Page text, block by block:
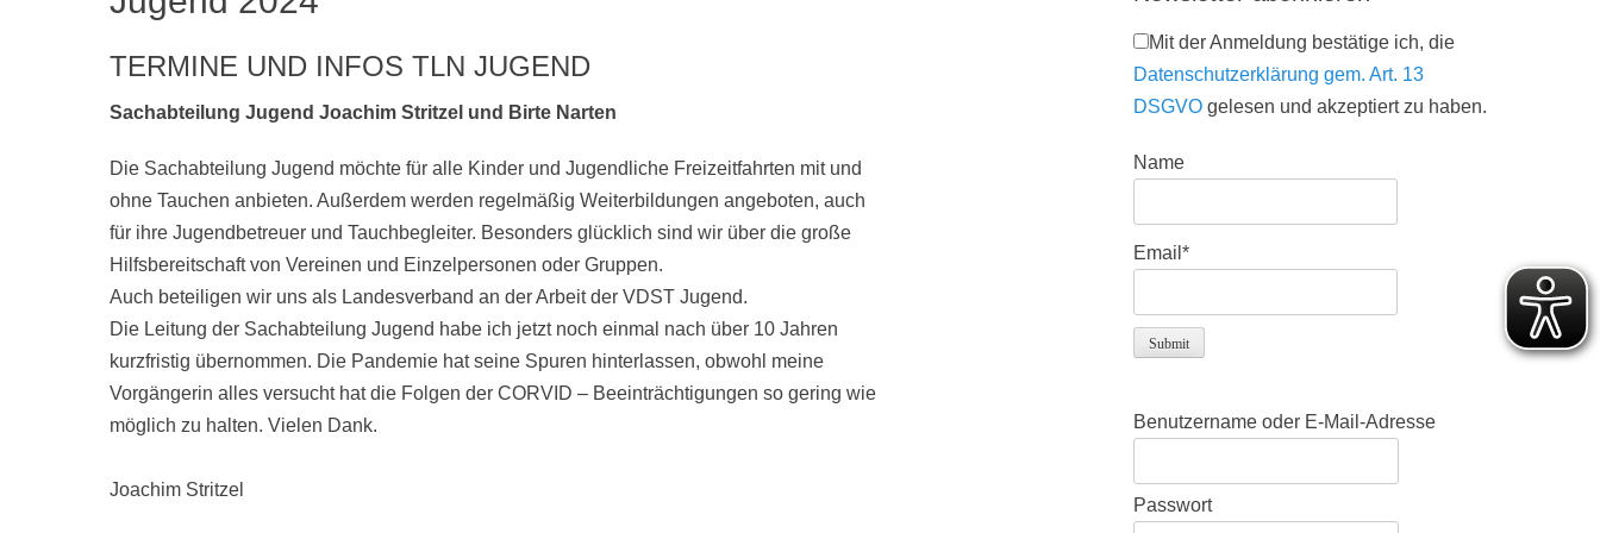
TERMINE UND INFOS TLN JUGEND
Sachabteilung Jugend Joachim Stritzel und Birte Narten
Die Sachabteilung Jugend möchte für alle Kinder und Jugendliche Freizeitfahrten mit und
ohne Tauchen anbieten. Außerdem werden regelmäßig Weiterbildungen angeboten, auch
für ihre Jugendbetreuer und Tauchbegleiter. Besonders glücklich sind wir über die große
Hilfsbereitschaft von Vereinen und Einzelpersonen oder Gruppen.
Auch beteiligen wir uns als Landesverband an der Arbeit der VDST Jugend.
Die Leitung der Sachabteilung Jugend habe ich jetzt noch einmal nach über 10 Jahren
kurzfristig übernommen. Die Pandemie hat seine Spuren hinterlassen, obwohl meine
Vorgängerin alles versucht hat die Folgen der CORVID – Beeinträchtigungen so gering wie
möglich zu halten. Vielen Dank.
Joachim Stritzel
Mit der Anmeldung bestätige ich, die
Datenschutzerklärung gem. Art. 13
DSGVO gelesen und akzeptiert zu haben.
Name
Email*
Benutzername oder E-Mail-Adresse
Passwort